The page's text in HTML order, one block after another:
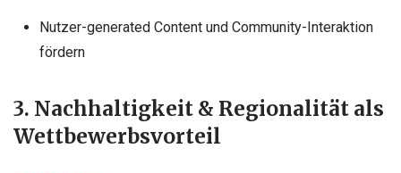
Nutzer-generated Content und Community-Interaktion
fördern
3. Nachhaltigkeit & Regionalität als
Wettbewerbsvorteil